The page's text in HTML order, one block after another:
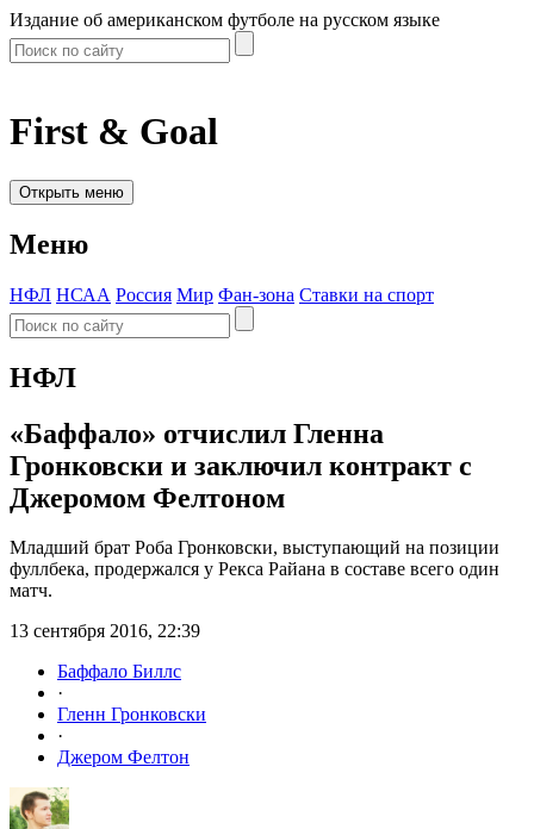
Издание об американском футболе на русском языке
First & Goal
Открыть меню
Меню
НФЛ НСАА Россия Мир Фан-зона Ставки на спорт
НФЛ
«Баффало» отчислил Гленна
Гронковски и заключил контракт с
Джеромом Фелтоном
Младший брат Роба Гронковски, выступающий на позиции
фуллбека, продержался у Рекса Райана в составе всего один
матч.
13 сентября 2016, 22:39
Баффало Биллс
·
Гленн Гронковски
·
Джером Фелтон